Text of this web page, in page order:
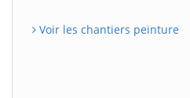
Voir les chantiers peinture